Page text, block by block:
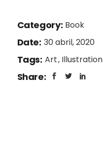
Category: Book
Date: 30 abril, 2020
Tags: Art Illustration
Share: